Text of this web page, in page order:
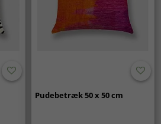
Pudebetræk 50 x 50 cm